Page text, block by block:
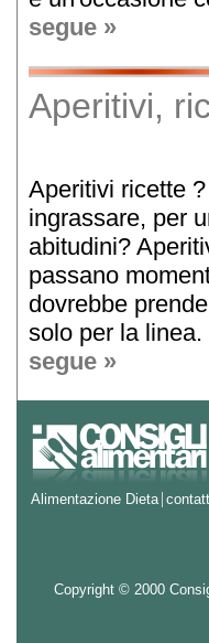
segue »
Aperitivi,
Aperitivi ricette
ingrassare, per
abitudini?
passano
dovrebbe
solo per la
segue »
Alimentazione Dieta
Copyright © 2000